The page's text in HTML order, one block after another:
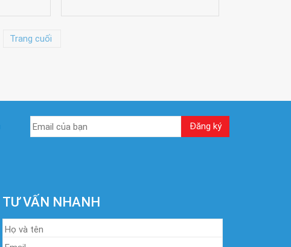
Trang cuối
TƯ VẤN NHANH